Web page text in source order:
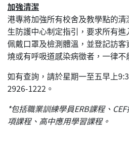
加強清潔
港專將加強所有校舍及教學點的
生防護中心制定指引，要求所有
佩戴口罩及檢測體溫，並登記訪
燒或有呼吸道感染病徵者，一律不
如有查詢，請於星期一至五早上
2926-1222。
*包括職業訓練學員ERB課程、
項課程、高中應用學習課程。